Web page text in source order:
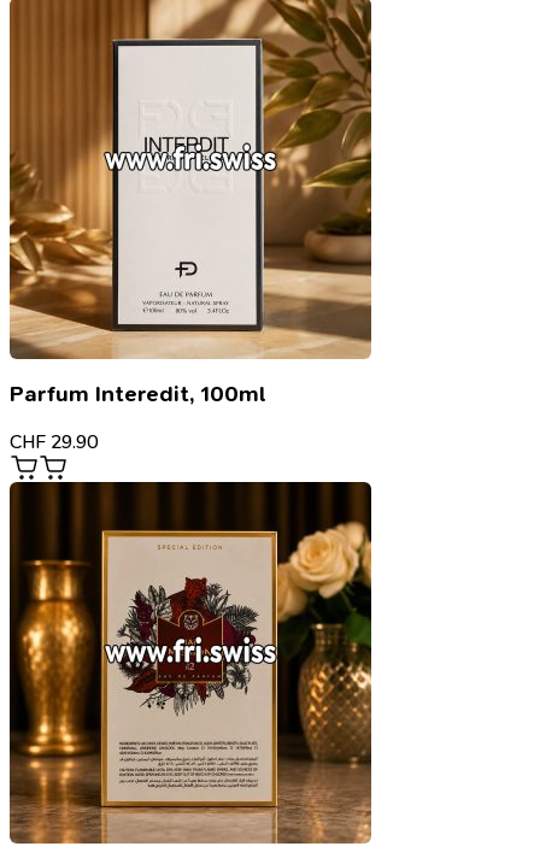
Parfum Interedit, 100ml
CHF 29.90